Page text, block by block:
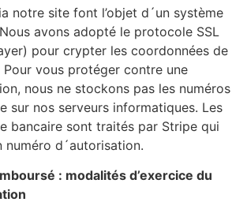
notre site font l’objet d´un système
avons adopté le protocole SSL
pour crypter les coordonnées de
vous protéger contre une
nous ne stockons pas les numéros
sur nos serveurs informatiques. Les
bancaire sont traités par Stripe qui
numéro d´autorisation.
: modalités d’exercice du